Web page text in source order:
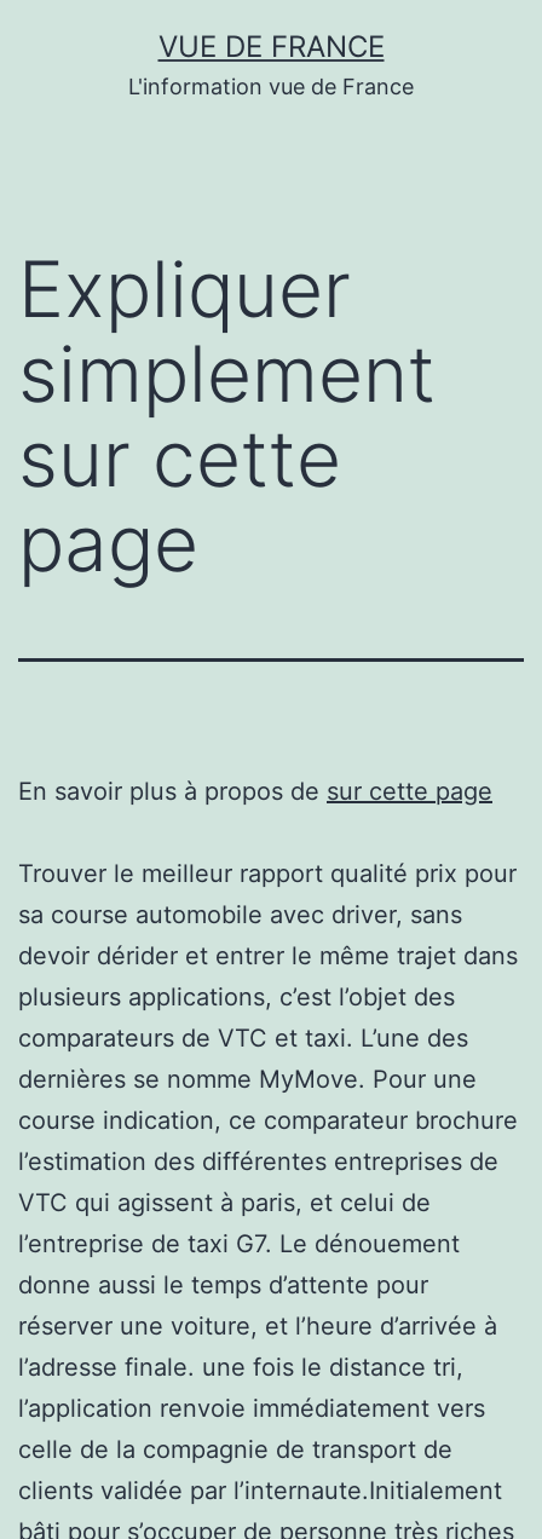
VUE DE FRANCE
L'information vue de France
Expliquer
simplement
sur cette
page
En savoir plus à propos de sur cette page
Trouver le meilleur rapport qualité prix pour
sa course automobile avec driver, sans
devoir dérider et entrer le même trajet dans
plusieurs applications, c’est l’objet des
comparateurs de VTC et taxi. L’une des
dernières se nomme MyMove. Pour une
course indication, ce comparateur brochure
l’estimation des différentes entreprises de
VTC qui agissent à paris, et celui de
l’entreprise de taxi G7. Le dénouement
donne aussi le temps d’attente pour
réserver une voiture, et l’heure d’arrivée à
l’adresse finale. une fois le distance tri,
l’application renvoie immédiatement vers
celle de la compagnie de transport de
clients validée par l’internaute.Initialement
bâti pour s’occuper de personne très riches